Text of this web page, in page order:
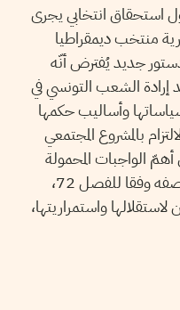
استحقاق انتخابي يجرى
منتخب ديمقراطيا
جديد يُفترض أنّه
الشعب التونسي في
وأساليب حكمها
بالمشروع المجتمعي
الواجبات المحمولة
على الرئيس اعتبارا لمكانته الرمزية بوصفه وفقا للفصل 72،
واستمراريتها،